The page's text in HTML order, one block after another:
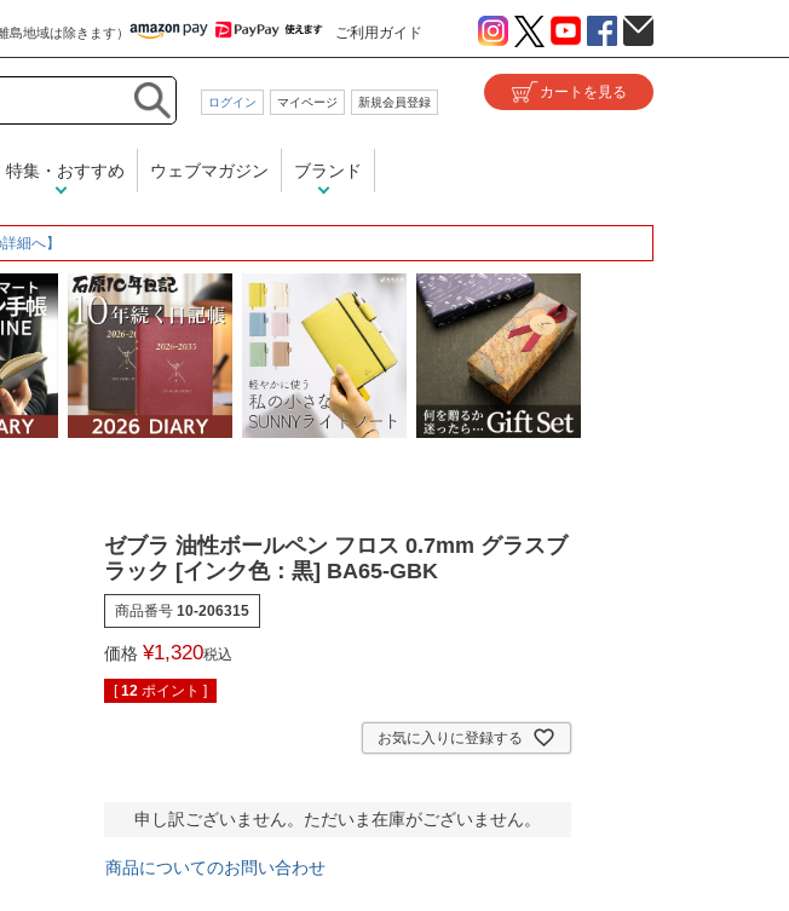
ご利用ガイド
ログイン マイページ 新規会員登録
特集・おすすめ ウェブマガジン ブランド
細へ】
ゼブラ 油性ボールペン フロス 0.7mm グラスブ
ラック [インク色：黒] BA65-GBK
商品番号 10-206315
価格 ¥1,320税込
[12 ポイント ]
お気に入りに登録する
申し訳ございません。ただいま在庫がございません。
商品についてのお問い合わせ